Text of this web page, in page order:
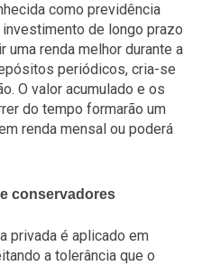
como previdência
de longo prazo
uma renda melhor durante a
periódicos, cria-se
O valor acumulado e os
do tempo formarão um
renda mensal ou poderá
conservadores
privada é aplicado em
a tolerância que o